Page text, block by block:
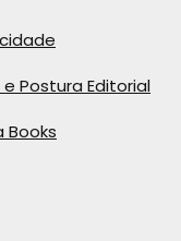
Postura Editorial
Books